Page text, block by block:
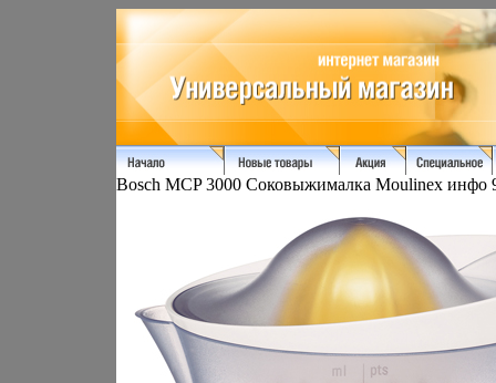
Bosch MCP 3000 Соковыжималка Moulinex инфо